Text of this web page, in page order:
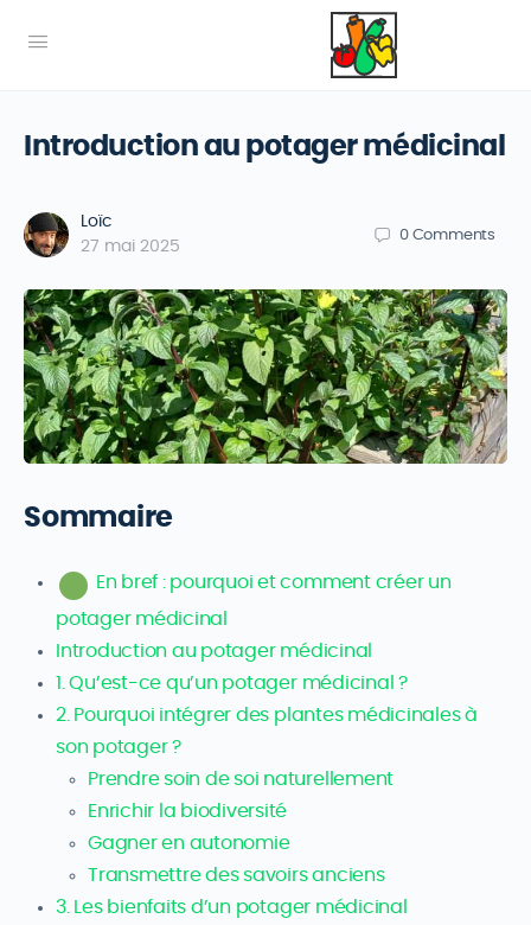
Introduction au potager médicinal
Loïc
27 mai 2025
0 Comments
Sommaire
En bref : pourquoi et comment créer un
potager médicinal
Introduction au potager médicinal
1. Qu’est-ce qu’un potager médicinal ?
2. Pourquoi intégrer des plantes médicinales à
son potager ?
Prendre soin de soi naturellement
Enrichir la biodiversité
Gagner en autonomie
Transmettre des savoirs anciens
3. Les bienfaits d’un potager médicinal